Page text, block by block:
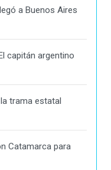
a Buenos Aires
capitán argentino
trama estatal
Catamarca para